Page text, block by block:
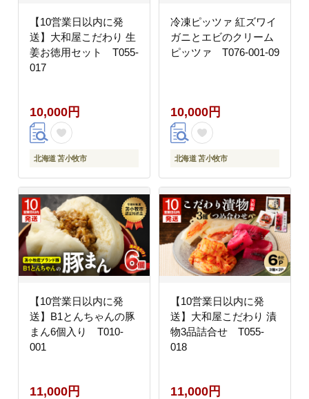
【10営業日以内に発
送】大和屋こだわり 生
姜お徳用セット T055-
017
10,000円
北海道 苫小牧市
冷凍ピッツァ 紅ズワイ
ガニとエビのクリーム
ピッツァ T076-001-09
10,000円
北海道 苫小牧市
【10営業日以内に発
送】B1とんちゃんの豚
まん6個入り T010-
001
11,000円
【10営業日以内に発
送】大和屋こだわり 漬
物3品詰合せ T055-
018
11,000円